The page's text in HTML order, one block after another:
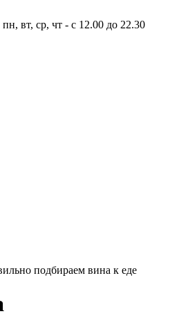
пн, вт, ср, чт - с 12.00 до 22.30
подбираем вина к еде